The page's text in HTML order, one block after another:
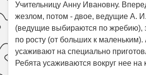
Учительницу Анну Ивановну.
жезлом, потом - двое, ведущие А. И.
(ведущие выбираются по жребию),
по росту (от больших к
усаживают на специально
Ребята усаживаются вокруг нее на